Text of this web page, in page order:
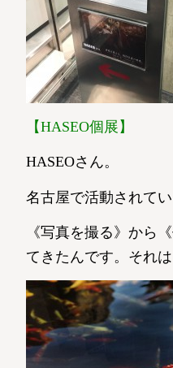
【HASEO個展】
HASEOさん。
名古屋で活動されて
《写真を撮る》から
てきたんです。それ